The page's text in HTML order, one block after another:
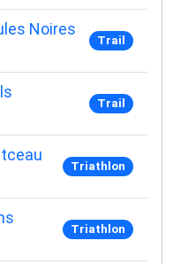
Noires
Trail
Trail
Triathlon
Triathlon